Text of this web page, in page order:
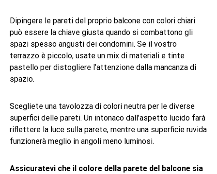
Dipingere le pareti del proprio balcone con colori chiari
può essere la chiave giusta quando si combattono gli
spazi spesso angusti dei condomini. Se il vostro
terrazzo è piccolo, usate un mix di materiali e tinte
pastello per distogliere l’attenzione dalla mancanza di
spazio.
Scegliete una tavolozza di colori neutra per le diverse
superfici delle pareti. Un intonaco dall’aspetto lucido farà
riflettere la luce sulla parete, mentre una superficie ruvida
funzionerà meglio in angoli meno luminosi.
Assicuratevi che il colore della parete del balcone sia